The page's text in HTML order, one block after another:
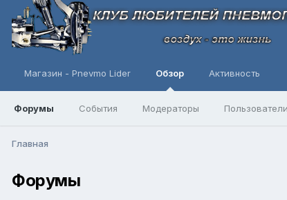
Магазин - Pnevmo Lider Обзор
Форумы События Модераторы
Активность
Главная
Форумы